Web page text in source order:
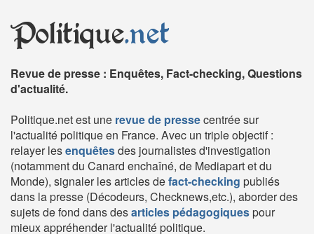
Politique.net
Revue de presse : Enquêtes, Fact-checking, Questions
d'actualité.
Politique.net est une revue de pressecentrée sur
l'actualité politique en France. Avec un triple objectif :
relayer lesenquêtesdes journalistes d'investigation
(notamment du Canard enchaîné, de Mediapart et du
Monde), signaler les articles defact-checking publiés
dans la presse (Décodeurs, Checknews,etc.), aborder des
sujets de fond dans desarticles pédagogiquespour
mieux appréhender l'actualité politique.